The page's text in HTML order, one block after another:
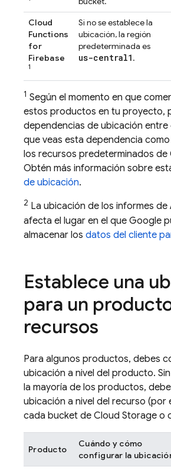
Cloud
Functions
for
Firebase
1
Si no se establece la
ubicación, la región
predeterminada es
us-central1.
1 Según el momento en que
estos productos en tu proyecto,
dependencias de ubicación entre
que veas esta dependencia
los recursos predeterminados de
Obtén más información sobre
de ubicación.
2 La ubicación de los informes de
afecta el lugar en el que Google
almacenar los datos del cliente
Establece una
para un
recursos
Para algunos productos, debes
ubicación a nivel del producto.
la mayoría de los productos,
ubicación a nivel del recurso (por
cada bucket de Cloud Storage o
Producto
Cuándo y cómo
configurar la